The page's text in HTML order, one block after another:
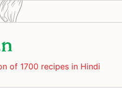
of 1700 recipes in Hindi